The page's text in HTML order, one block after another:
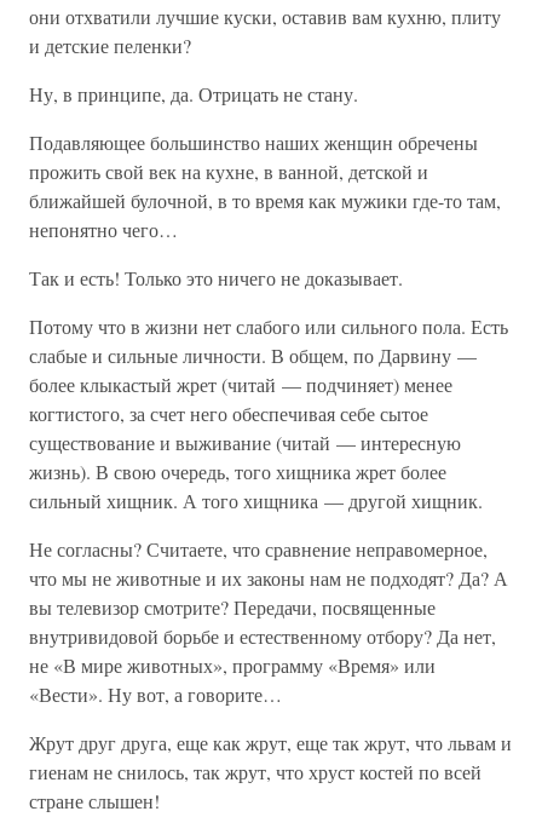
они отхватили лучшие куски, оставив вам кухню, плиту
и детские пеленки?
Ну, в принципе, да. Отрицать не стану.
Подавляющее большинство наших женщин обречены
прожить свой век на кухне, в ванной, детской и
ближайшей булочной, в то время как мужики где-то там,
непонятно чего…
Так и есть! Только это ничего не доказывает.
Потому что в жизни нет слабого или сильного пола. Есть
слабые и сильные личности. В общем, по Дарвину —
более клыкастый жрет (читай — подчиняет) менее
когтистого, за счет него обеспечивая себе сытое
существование и выживание (читай — интересную
жизнь). В свою очередь, того хищника жрет более
сильный хищник. А того хищника — другой хищник.
Не согласны? Считаете, что сравнение неправомерное,
что мы не животные и их законы нам не подходят? Да? А
вы телевизор смотрите? Передачи, посвященные
внутривидовой борьбе и естественному отбору? Да нет,
не «В мире животных», программу «Время» или
«Вести». Ну вот, а говорите…
Жрут друг друга, еще как жрут, еще так жрут, что львам и
гиенам не снилось, так жрут, что хруст костей по всей
стране слышен!